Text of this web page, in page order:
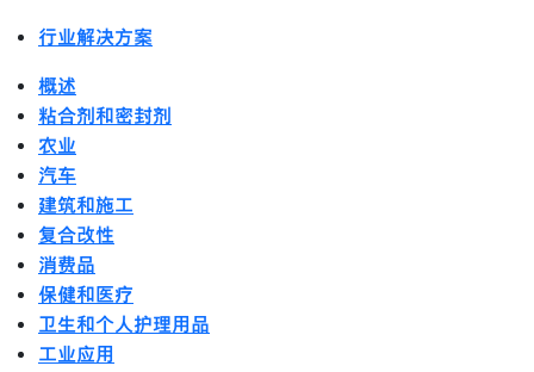
行业解决方案
概述
粘合剂和密封剂
农业
汽车
建筑和施工
复合改性
消费品
保健和医疗
卫生和个人护理用品
工业应用